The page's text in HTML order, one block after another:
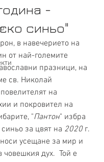
-
синьо"
от най-големите
празници, на
св. Николай
на
и покровител на
"Пантон" избра
за цвят на 2020 г.
усещане за мир и
човешкия дух.  Той е